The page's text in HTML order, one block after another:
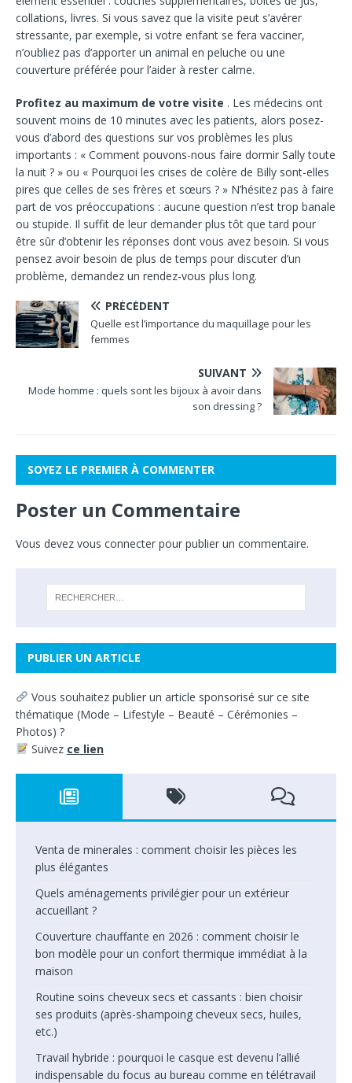
collations, livres. Si vous savez que la visite peut s’avérer
stressante, par exemple, si votre enfant se fera vacciner,
n’oubliez pas d’apporter un animal en peluche ou une
couverture préférée pour l’aider à rester calme.
Profitez au maximum de votre visite . Les médecins ont
souvent moins de 10 minutes avec les patients, alors posez-
vous d’abord des questions sur vos problèmes les plus
importants : « Comment pouvons-nous faire dormir Sally toute
la nuit ? » ou « Pourquoi les crises de colère de Billy sont-elles
pires que celles de ses frères et sœurs ? » N’hésitez pas à faire
part de vos préoccupations : aucune question n’est trop banale
ou stupide. Il suffit de leur demander plus tôt que tard pour
être sûr d’obtenir les réponses dont vous avez besoin. Si vous
pensez avoir besoin de plus de temps pour discuter d’un
problème, demandez un rendez-vous plus long.
PRÉCÉDENT
Quelle est l’importance du maquillage pour les
femmes
SUIVANT
Mode homme : quels sont les bijoux à avoir dans
son dressing ?
SOYEZ LE PREMIER À COMMENTER
Poster un Commentaire
Vous devez vous connecter pour publier un commentaire.
PUBLIER UN ARTICLE
Vous souhaitez publier un article sponsorisé sur ce site
thématique (Mode – Lifestyle – Beauté – Cérémonies –
Photos) ?
Suivez ce lien
Venta de minerales : comment choisir les pièces les
plus élégantes
Quels aménagements privilégier pour un extérieur
accueillant ?
Couverture chauffante en 2026 : comment choisir le
bon modèle pour un confort thermique immédiat à la
maison
Routine soins cheveux secs et cassants : bien choisir
ses produits (après-shampoing cheveux secs, huiles,
etc.)
Travail hybride : pourquoi le casque est devenu l’allié
indispensable du focus au bureau comme en télétravail